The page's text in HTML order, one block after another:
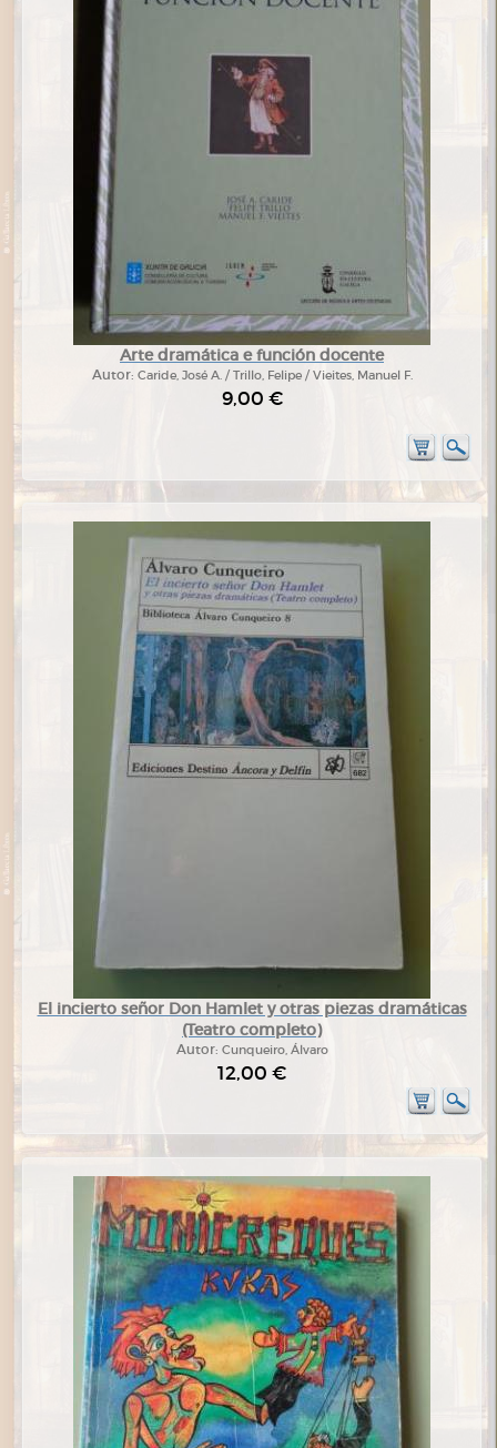
Arte dramática e función docente
Autor: Caride, José A. / Trillo, Felipe / Vieites, Manuel F.
9,00 €
El incierto señor Don Hamlet y otras piezas dramáticas
(Teatro completo)
Autor: Cunqueiro, Álvaro
12,00 €